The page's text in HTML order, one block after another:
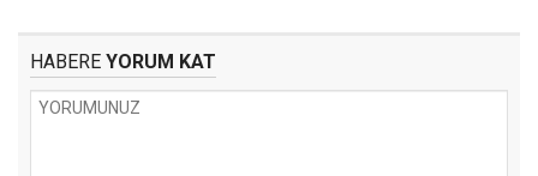
HABERE YORUM KAT